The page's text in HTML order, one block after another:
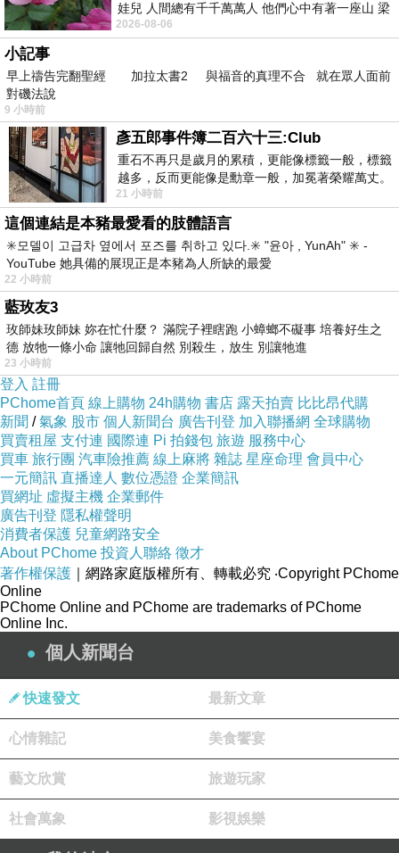
▲ Kayo住宅舒適公寓 - 近新宿M7 (Kayo House cozy apartment near
Shinjuku M7) 實景圖
之所以訂房首選是HOTELS.COM原因有二：
1.訂十次送一晚
這個算是hotels的常駐活動！累積10晚 即可獲得
免費住宿1晚！(無使用優惠碼即可累積)
如果找不到優惠碼的話
直接下訂就對了！
比一般使用優惠碼的情況還省！
對於常出遊的朋友相當適用！
也不用花時間找優惠碼！
娃兒 人間總有千千萬萬人 他們心中有著一座山 梁
山佛山泰華衡恆嵩 一山之高
2026-08-06
小記事
早上禱告完翻聖經 加拉太書2 與福音的真理不合 就在眾人面前
對磯法說
9 小時前
彥五郎事件簿二百六十三:Club
重石不再只是歲月的累積，更能像標籤一般，標籤
越多，反而更能像是勳章一般，加冕著榮耀萬丈。
習慣一如縱容，成了再難輕輕放下的罪證
21 小時前
這個連結是本豬最愛看的肢體語言
✳️모델이 고급차 옆에서 포즈를 취하고 있다.✳️ "윤아 , YunAh" ✳️ -
YouTube 她具備的展現正是本豬為人所缺的最愛
22 小時前
藍玫友3
玫師妹玫師妹 妳在忙什麼？ 滿院子裡瞎跑 小蟑螂不礙事 培養好生之
德 放牠一條小命 讓牠回歸自然 別殺生，放生 別讓牠進
23 小時前
登入 註冊
PChome首頁 線上購物 24h購物 書店 露天拍賣 比比昂代購
新聞 /氣象 股市 個人新聞台 廣告刊登 加入聯播網 全球購物
買賣租屋 支付連 國際連 Pi 拍錢包 旅遊 服務中心
買車 旅行團 汽車險推薦 線上麻將 雜誌 星座命理 會員中心
一元簡訊 直播達人 數位憑證 企業簡訊
買網址 虛擬主機 企業郵件
廣告刊登 隱私權聲明
消費者保護 兒童網路安全
About PChome 投資人聯絡 徵才
著作權保護 ｜網路家庭版權所有、轉載必究 ‧Copyright PChome
Online
PChome Online and PChome are trademarks of PChome
Online Inc.
個人新聞台
快速發文 最新文章
心情雜記 美食饗宴
藝文欣賞 旅遊玩家
社會萬象 影視娛樂